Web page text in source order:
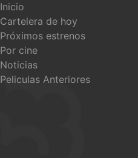
Inicio
Cartelera de hoy
Próximos estrenos
Por cine
Noticias
Peliculas Anteriores